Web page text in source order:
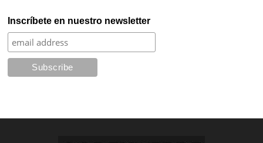
Inscríbete en nuestro newsletter